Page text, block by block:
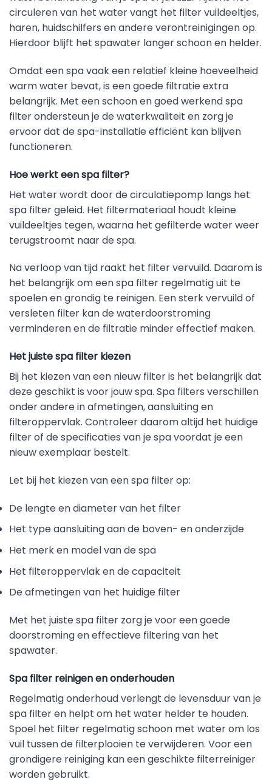
circuleren van het water vangt het filter vuildeeltjes,
haren, huidschilfers en andere verontreinigingen op.
Hierdoor blijft het spawater langer schoon en helder.
Omdat een spa vaak een relatief kleine hoeveelheid
warm water bevat, is een goede filtratie extra
belangrijk. Met een schoon en goed werkend spa
filter ondersteun je de waterkwaliteit en zorg je
ervoor dat de spa-installatie efficiënt kan blijven
functioneren.
Hoe werkt een spa filter?
Het water wordt door de circulatiepomp langs het
spa filter geleid. Het filtermateriaal houdt kleine
vuildeeltjes tegen, waarna het gefilterde water weer
terugstroomt naar de spa.
Na verloop van tijd raakt het filter vervuild. Daarom is
het belangrijk om een spa filter regelmatig uit te
spoelen en grondig te reinigen. Een sterk vervuild of
versleten filter kan de waterdoorstroming
verminderen en de filtratie minder effectief maken.
Het juiste spa filter kiezen
Bij het kiezen van een nieuw filter is het belangrijk dat
deze geschikt is voor jouw spa. Spa filters verschillen
onder andere in afmetingen, aansluiting en
filteroppervlak. Controleer daarom altijd het huidige
filter of de specificaties van je spa voordat je een
nieuw exemplaar bestelt.
Let bij het kiezen van een spa filter op:
De lengte en diameter van het filter
Het type aansluiting aan de boven- en onderzijde
Het merk en model van de spa
Het filteroppervlak en de capaciteit
De afmetingen van het huidige filter
Met het juiste spa filter zorg je voor een goede
doorstroming en effectieve filtering van het
spawater.
Spa filter reinigen en onderhouden
Regelmatig onderhoud verlengt de levensduur van je
spa filter en helpt om het water helder te houden.
Spoel het filter regelmatig schoon met water om los
vuil tussen de filterplooien te verwijderen. Voor een
grondigere reiniging kan een geschikte filterreiniger
worden gebruikt.